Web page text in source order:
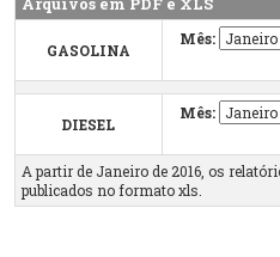
GASOLINA
Mês:
DIESEL
Mês:
A partir de Janeiro de 2016, os
publicados no formato xls.